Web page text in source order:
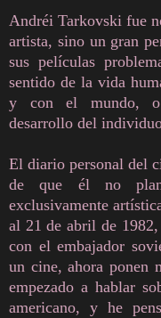
Andréi Tarkovski fue
artista, sino un gran
sus películas
sentido de la vida
y con el mundo, o
desarrollo del
El diario personal del
de que él no
exclusivamente
al 21 de abril de
con el embajador
un cine, ahora ponen
empezado a hablar
americano, y he